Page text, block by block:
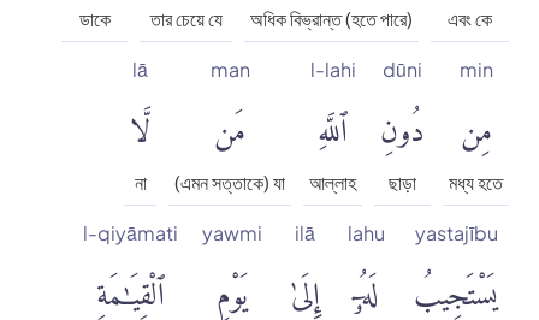
এবং কে
অধিক বিভ্রান্ত (হতে পারে)
তার চেয়ে যে
ডাকে
min
مِن
মধ্য হতে
dūni
دُونِ
ছাড়া
l-lahi
ٱللَّهِ
আল্লাহ
man
مَن
(এমন সত্তাকে) যা
lā
لَّا
না
yastajību
يَسْتَجِيبُ
lahu
لَهُۥٓ
ilā
إِلَىٰ
yawmi
يَوْمِ
l-qiyāmati
ٱلْقِيَٰمَةِ